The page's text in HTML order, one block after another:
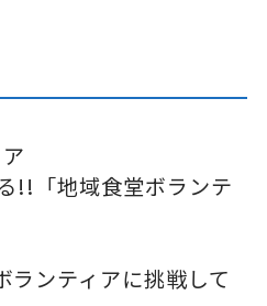
!!「地域食堂ボランテ
ランティアに挑戦して